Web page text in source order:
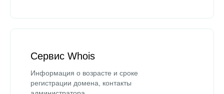
Сервис Whois
Информация о возрасте и сроке
регистрации домена, контакты